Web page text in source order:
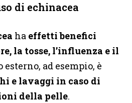
di echinacea
ha effetti benefici
la tosse, l’influenza e il
esterno, ad esempio, è
e lavaggi in caso di
della pelle.